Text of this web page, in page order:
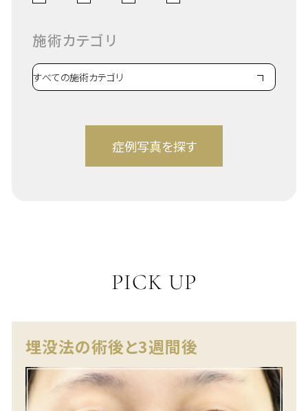
施術カテゴリ
PICK UP
埋没法の術後と3週間後